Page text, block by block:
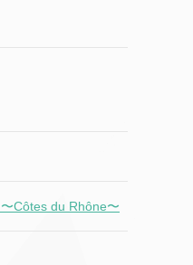
Côtes du Rhône〜